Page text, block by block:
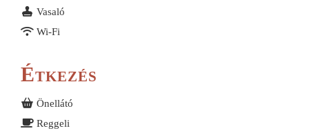
Vasaló
Wi-Fi
Étkezés
Önellátó
Reggeli